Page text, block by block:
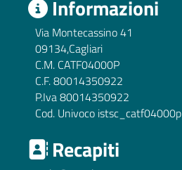
Informazioni
Via Montecassino 41
09134,Cagliari
C.M. CATF04000P
C.F. 80014350922
P.Iva 80014350922
Cod. Univoco istsc_catf04000p
Recapiti